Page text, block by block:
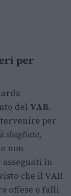
per
del VAR.
per
sbagliata,
non
in
che il VAR
offese o falli